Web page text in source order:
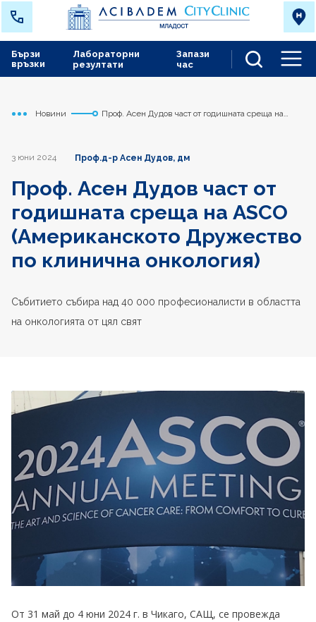
Лабораторни
резултати
Запази
час
Бързи
връзки
Начало
Младост
Новини
Проф. Асен Дудов част от годишната среща на
3 юни 2024 Проф.д-р Асен Дудов, дм
Проф. Асен Дудов част от
годишната среща на ASCO
(Американското Дружество
по клинична онкология)
Събитието събира над 40 000 професионалисти в областта
на онкологията от цял свят
От 31 май до 4 юни 2024 г. в Чикаго, САЩ, се провежда